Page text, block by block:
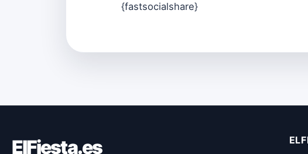
{fastsocialshare}
ElFiesta.es